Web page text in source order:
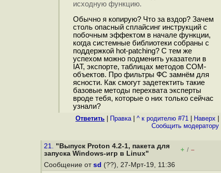
исходную функцию.
Обычно я копирую? Что за вздор? Зачем
столь опасный сплайсинг инструкций с
побочным эффектом в начале функции,
когда системные библиотеки собраны с
поддержкой hot-patching? С тем же
успехом можно подменить указатели в
IAT, экспорте, таблицах методов COM-
объектов. Про фильтры ФС замнём для
ясности. Как смогут задетектить такие
базовые методы перехвата эксперты
вроде тебя, которые о них только сейчас
узнали?
Ответить Правка| ^ к родителю #71 Наверх
Cообщить модератору
21. "Выпуск Proton 4.2-1, пакета для
запуска Windows-игр в Linux"
+ / –
Сообщение от sd (??), 27-Мрт-19, 11:36